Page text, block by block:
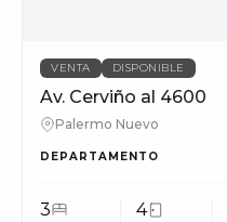
VENTA DISPONIBLE
Av. Cerviño al 4600
Palermo Nuevo
DEPARTAMENTO
3 4